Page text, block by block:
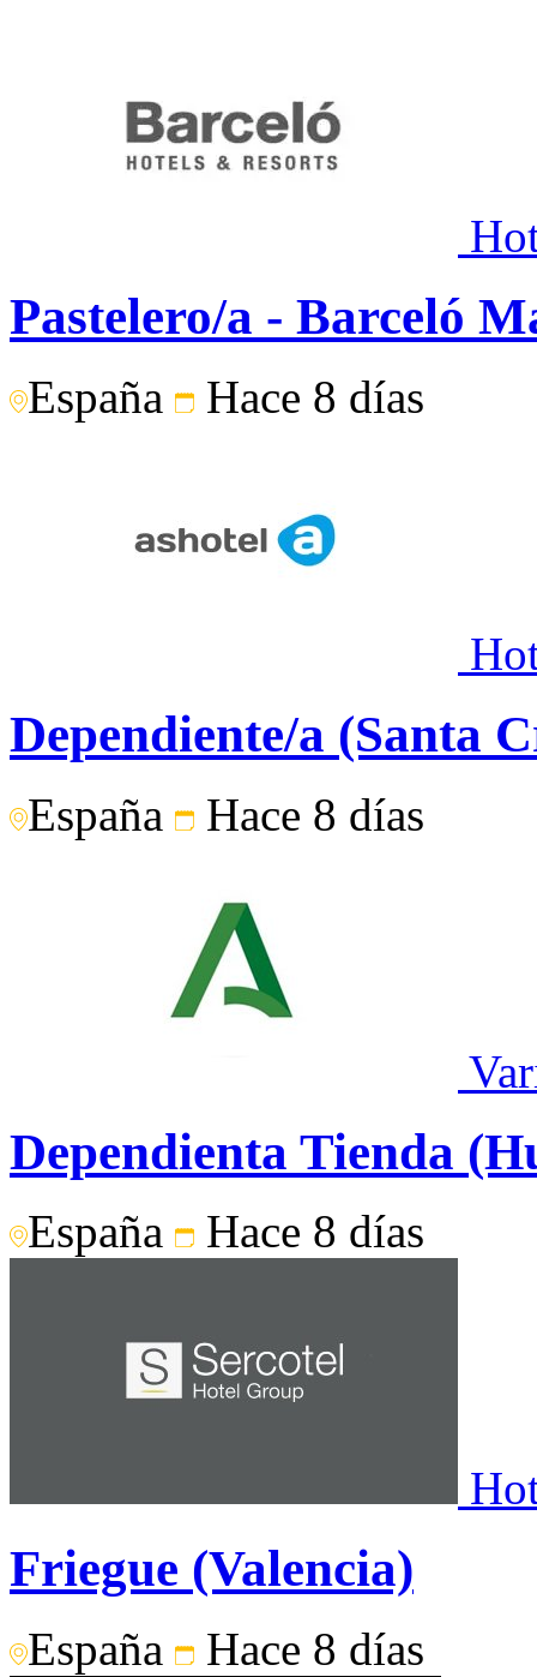
Pastelero/a - Barceló
España Hace 8 días
Dependiente/a (Santa
España Hace 8 días
Dependienta Tienda
España Hace 8 días
Friegue (Valencia)
España Hace 8 días